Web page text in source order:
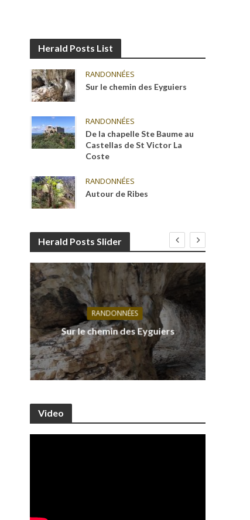
Herald Posts List
RANDONNÉES
Sur le chemin des Eyguiers
RANDONNÉES
De la chapelle Ste Baume au
Castellas de St Victor La
Coste
RANDONNÉES
Autour de Ribes
Herald Posts Slider
RANDONNÉES
Sur le chemin des Eyguiers
Video